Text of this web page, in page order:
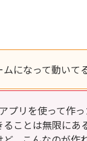
になって動いて
プリを使って作
ることは無限にあ